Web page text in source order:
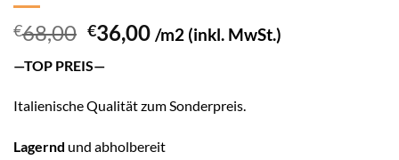
€68,00 Ursprünglicher
Preis
war:
€68,00
€36,00Aktueller
€36,00.
/m2 (inkl. MwSt.)
—TOP PREIS—
Italienische Qualität zum Sonderpreis.
Lagernd und abholbereit